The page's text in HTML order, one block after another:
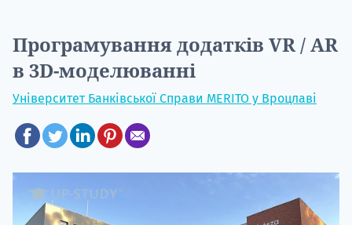
Програмування додатків VR / AR
в 3D-моделюванні
Університет Банківської Справи MERITO у Вроцлаві